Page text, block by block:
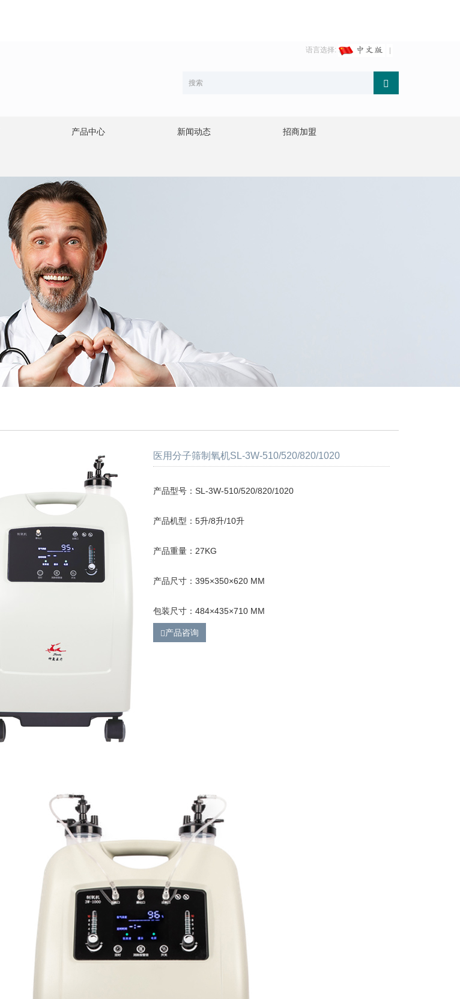
语言选择:
产品中心 新闻动态 招商加盟
医用分子筛制氧机SL-3W-510/520/820/1020
产品型号：SL-3W-510/520/820/1020
产品机型：5升/8升/10升
产品重量：27KG
产品尺寸：395×350×620 MM
包装尺寸：484×435×710 MM
产品咨询